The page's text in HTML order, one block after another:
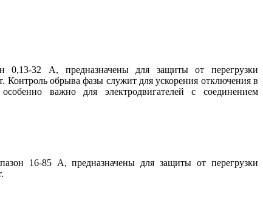
0,13-32 A, предназначены для защиты от перегрузки
Контроль обрыва фазы служит для ускорения отключения в
важно для электродвигателей с соединением
16-85 A, предназначены для защиты от перегрузки